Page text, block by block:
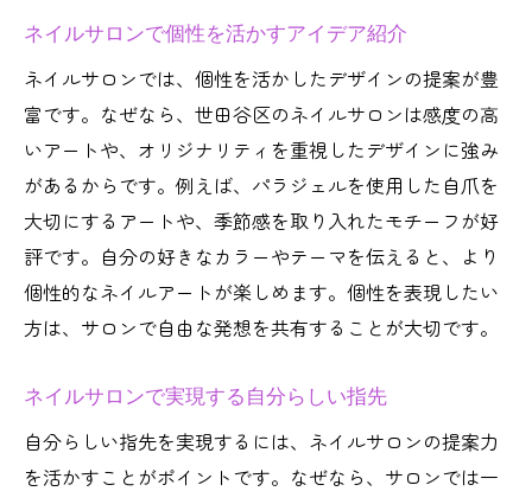
ネイルサロンで個性を活かすアイデア紹介
ネイルサロンでは、個性を活かしたデザインの提案が豊
富です。なぜなら、世田谷区のネイルサロンは感度の高
いアートや、オリジナリティを重視したデザインに強み
があるからです。例えば、パラジェルを使用した自爪を
大切にするアートや、季節感を取り入れたモチーフが好
評です。自分の好きなカラーやテーマを伝えると、より
個性的なネイルアートが楽しめます。個性を表現したい
方は、サロンで自由な発想を共有することが大切です。
ネイルサロンで実現する自分らしい指先
自分らしい指先を実現するには、ネイルサロンの提案力
を活かすことがポイントです。なぜなら、サロンでは一